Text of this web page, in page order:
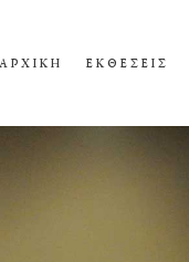
ΑΡΧΙΚΗ ΕΚΘΕΣΕΙΣ